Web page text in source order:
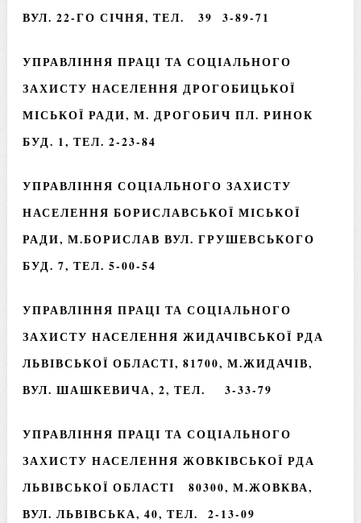
ВУЛ. 22-ГО СІЧНЯ, ТЕЛ. 39 3-89-71
УПРАВЛІННЯ ПРАЦІ ТА СОЦІАЛЬНОГО
ЗАХИСТУ НАСЕЛЕННЯ ДРОГОБИЦЬКОЇ
МІСЬКОЇ РАДИ, М. ДРОГОБИЧ ПЛ. РИНОК
БУД. 1, ТЕЛ. 2-23-84
УПРАВЛІННЯ СОЦІАЛЬНОГО ЗАХИСТУ
НАСЕЛЕННЯ БОРИСЛАВСЬКОЇ МІСЬКОЇ
РАДИ, М.БОРИСЛАВ ВУЛ. ГРУШЕВСЬКОГО
БУД. 7, ТЕЛ. 5-00-54
УПРАВЛІННЯ ПРАЦІ ТА СОЦІАЛЬНОГО
ЗАХИСТУ НАСЕЛЕННЯ ЖИДАЧІВСЬКОЇ РДА
ЛЬВІВСЬКОЇ ОБЛАСТІ, 81700, М.ЖИДАЧІВ,
ВУЛ. ШАШКЕВИЧА, 2, ТЕЛ. 3-33-79
УПРАВЛІННЯ ПРАЦІ ТА СОЦІАЛЬНОГО
ЗАХИСТУ НАСЕЛЕННЯ ЖОВКІВСЬКОЇ РДА
ЛЬВІВСЬКОЇ ОБЛАСТІ 80300, М.ЖОВКВА,
ВУЛ. ЛЬВІВСЬКА, 40, ТЕЛ. 2-13-09